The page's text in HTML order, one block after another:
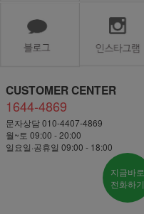
CUSTOMER CENTER
1644-4869
문자상담 010-4407-4869
월~토 09:00 - 20:00
일요일·공휴일 09:00 - 18:00
지금바로
전화하기